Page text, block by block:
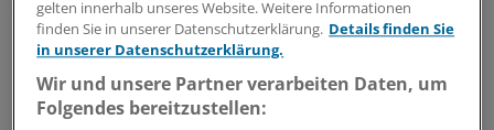
extrem hohen Ruhestandsbezüge und auf
Mietzuschüsse - und von Fehlentscheidungen, die mit
handwerklichen Fehlern nicht mehr erklärt werden
könnten.
gelten innerhalb unseres Website. Weitere Informationen
finden Sie in unserer Datenschutzerklärung. Details finden Sie
in unserer Datenschutzerklärung.
Wir und unsere Partner verarbeiten Daten, um
Folgendes bereitzustellen: